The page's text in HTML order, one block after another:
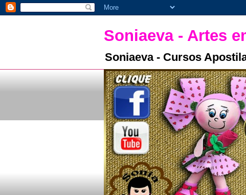
Soniaeva - Artes
Soniaeva - Cursos